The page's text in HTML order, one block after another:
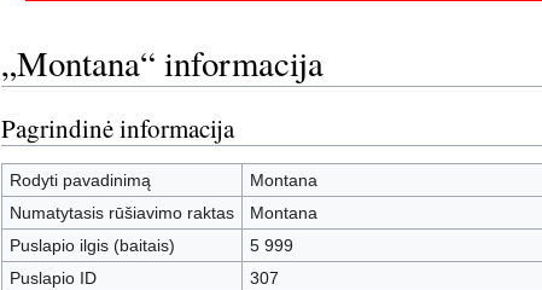
„Montana“ informacija
Jump
to
navigation
Jump
to
search
Pagrindinė informacija
Rodyti pavadinimą
Montana
Numatytasis rūšiavimo raktas
Montana
Puslapio ilgis (baitais)
5 999
Puslapio ID
307